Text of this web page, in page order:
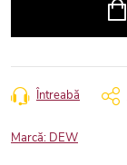
Întreabă
Marcă: DEW